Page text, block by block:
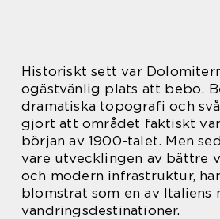
Historiskt sett var
ogästvänlig plats att bebo.
dramatiska topografi och
gjort att området faktiskt
början av 1900-talet. Men
vare utvecklingen av bättre
och modern infrastruktur,
blomstrat som en av Italiens
vandringsdestinationer.